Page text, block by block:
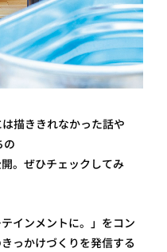
描ききれなかった話や
の
。ぜひチェックしてみ
インメントに。」をコン
っかけづくりを発信する